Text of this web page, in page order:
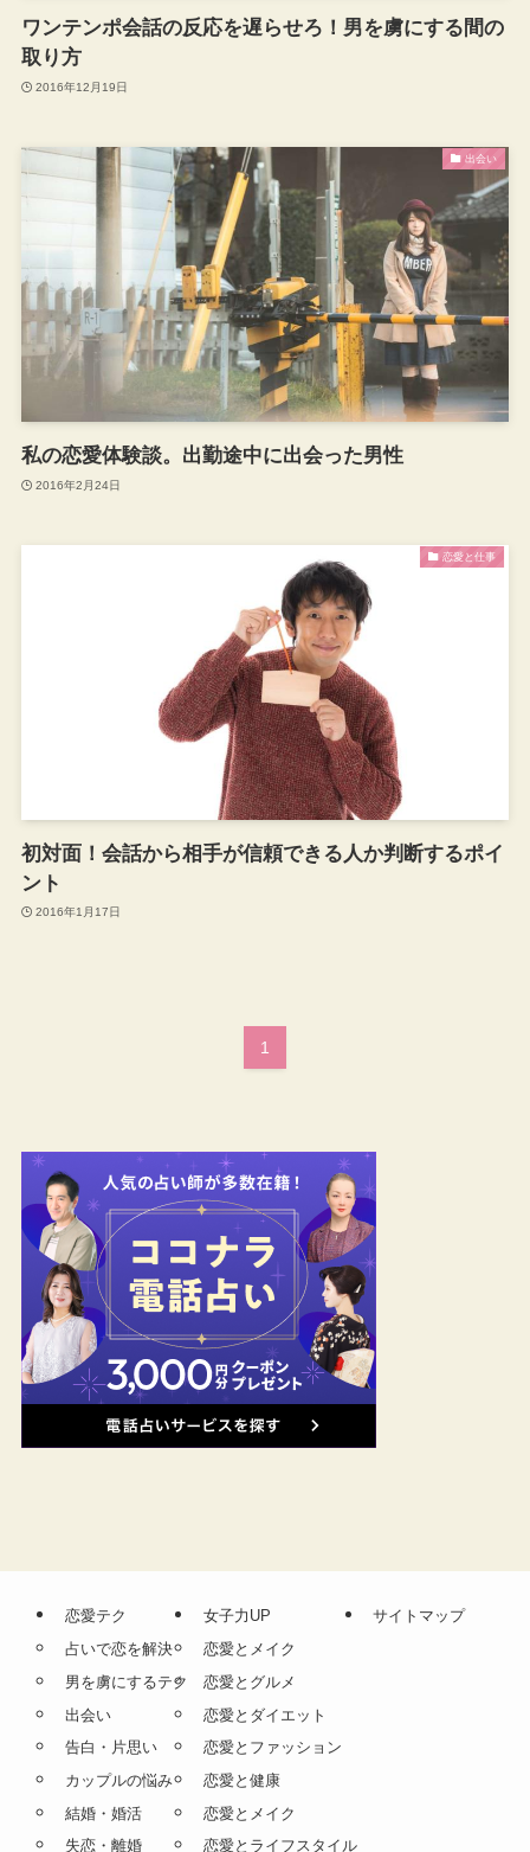
ワンテンポ会話の反応を遅らせろ！男を虜にする間の
取り方
2016年12月19日
出会い
私の恋愛体験談。出勤途中に出会った男性
2016年2月24日
恋愛と仕事
初対面！会話から相手が信頼できる人か判断するポイ
ント
2016年1月17日
1
恋愛テク
占いで恋を解決
男を虜にするテク
出会い
告白・片思い
カップルの悩み
結婚・婚活
失恋・離婚
女子力UP
恋愛とメイク
恋愛とグルメ
恋愛とダイエット
恋愛とファッション
恋愛と健康
恋愛とメイク
恋愛とライフスタイル
サイトマップ